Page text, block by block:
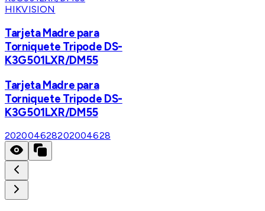
HIKVISION
Tarjeta Madre para
Torniquete Tripode DS-
K3G501LXR/DM55
Tarjeta Madre para
Torniquete Tripode DS-
K3G501LXR/DM55
202004628202004628